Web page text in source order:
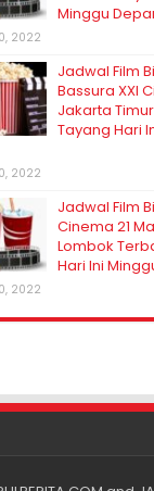
Minggu
2022
Jadwal Film
Bassura XXI
Jakarta
Tayang Hari
2022
Jadwal Film
Cinema 21
Lombok
Hari Ini
2022